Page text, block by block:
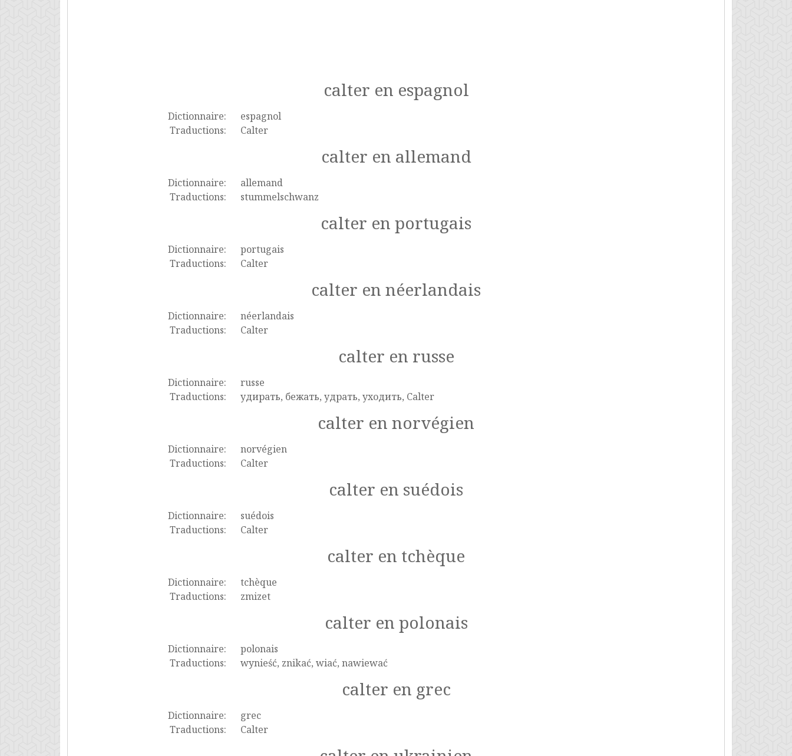
calter en espagnol
Dictionnaire:
espagnol
Traductions:
Calter
calter en allemand
Dictionnaire:
allemand
Traductions:
stummelschwanz
calter en portugais
Dictionnaire:
portugais
Traductions:
Calter
calter en néerlandais
Dictionnaire:
néerlandais
Traductions:
Calter
calter en russe
Dictionnaire:
russe
Traductions:
удирать, бежать, удрать, уходить, Calter
calter en norvégien
Dictionnaire:
norvégien
Traductions:
Calter
calter en suédois
Dictionnaire:
suédois
Traductions:
Calter
calter en tchèque
Dictionnaire:
tchèque
Traductions:
zmizet
calter en polonais
Dictionnaire:
polonais
Traductions:
wynieść, znikać, wiać, nawiewać
calter en grec
Dictionnaire:
grec
Traductions:
Calter